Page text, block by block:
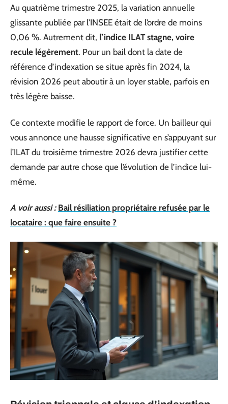
Au quatrième trimestre 2025, la variation annuelle
glissante publiée par l’INSEE était de l’ordre de moins
0,06 %. Autrement dit, l’indice ILAT stagne, voire
recule légèrement. Pour un bail dont la date de
référence d’indexation se situe après fin 2024, la
révision 2026 peut aboutir à un loyer stable, parfois en
très légère baisse.
Ce contexte modifie le rapport de force. Un bailleur qui
vous annonce une hausse significative en s’appuyant sur
l’ILAT du troisième trimestre 2026 devra justifier cette
demande par autre chose que l’évolution de l’indice lui-
même.
A voir aussi : Bail résiliation propriétaire refusée par le
locataire : que faire ensuite ?